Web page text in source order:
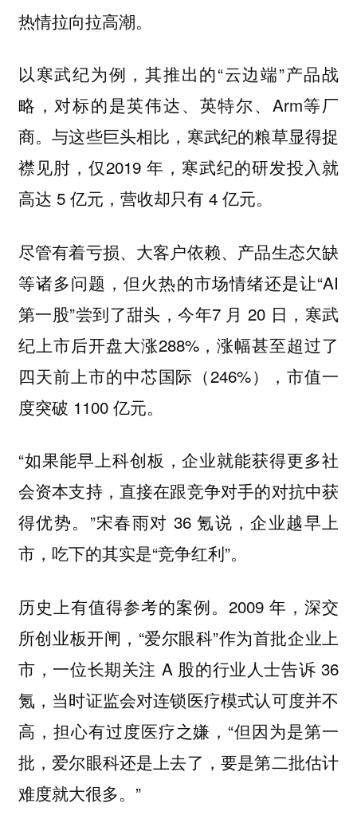
热情拉向拉高潮。
以寒武纪为例，其推出的“云边端”产品战
略，对标的是英伟达、英特尔、Arm等厂
商。与这些巨头相比，寒武纪的粮草显得捉
襟见肘，仅2019 年，寒武纪的研发投入就
高达 5 亿元，营收却只有 4 亿元。
尽管有着亏损、大客户依赖、产品生态欠缺
等诸多问题，但火热的市场情绪还是让“AI
第一股”尝到了甜头，今年7 月 20 日，寒武
纪上市后开盘大涨288%，涨幅甚至超过了
四天前上市的中芯国际（246%），市值一
度突破 1100 亿元。
“如果能早上科创板，企业就能获得更多社
会资本支持，直接在跟竞争对手的对抗中获
得优势。”宋春雨对 36 氪说，企业越早上
市，吃下的其实是“竞争红利”。
历史上有值得参考的案例。2009 年，深交
所创业板开闸，“爱尔眼科”作为首批企业上
市，一位长期关注 A 股的行业人士告诉 36
氪，当时证监会对连锁医疗模式认可度并不
高，担心有过度医疗之嫌，“但因为是第一
批，爱尔眼科还是上去了，要是第二批估计
难度就大很多。”